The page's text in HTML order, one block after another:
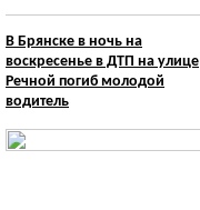
В Брянске в ночь на
воскресенье в ДТП на улице
Речной погиб молодой
водитель